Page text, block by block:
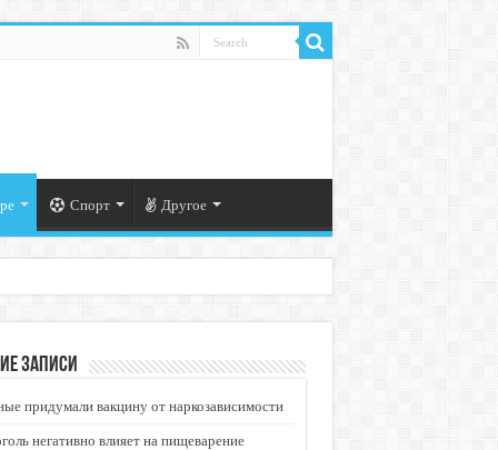
Спорт Другое
записи
придумали вакцину от наркозависимости
негативно влияет на пищеварение